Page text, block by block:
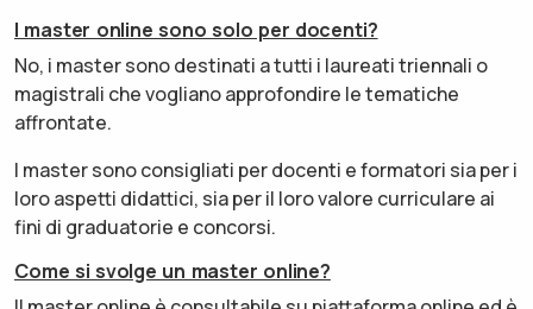
I master online sono solo per docenti?
No, i master sono destinati a tutti i laureati triennali o
magistrali che vogliano approfondire le tematiche
affrontate.
I master sono consigliati per docenti e formatori sia per i
loro aspetti didattici, sia per il loro valore curriculare ai
fini di graduatorie e concorsi.
Come si svolge un master online?